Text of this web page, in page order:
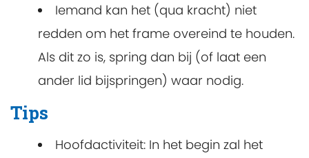
Iemand kan het (qua kracht) niet
redden om het frame overeind te houden.
Als dit zo is, spring dan bij (of laat een
ander lid bijspringen) waar nodig.
Tips
Hoofdactiviteit: In het begin zal het